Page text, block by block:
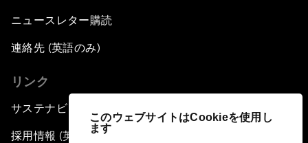
このウェブサイトはCookieを使用し
ます
ニュースレター購読
連絡先 (英語のみ)
リンク
サステナビリティへの取り組み
採用情報 (英語のみ)